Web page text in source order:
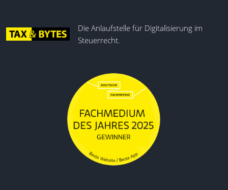
Die Anlaufstelle für Digitalisierung im
Steuerrecht.